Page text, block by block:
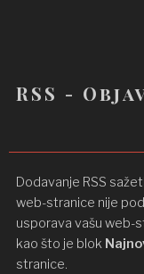
RSS -
Dodavanje RSS
web-stranice nije
usporava vašu web-
kao što je blok
stranice.